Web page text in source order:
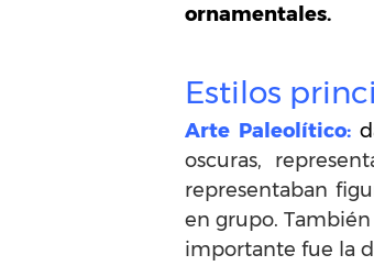
ornamentales.
Estilos
Arte Paleolítico:
oscuras,
representaban
en grupo.
importante fue la